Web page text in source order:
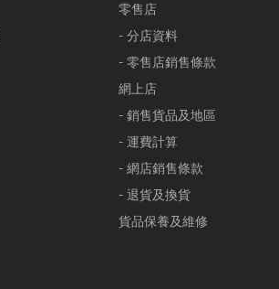
零售店
- 分店資料
- 零售店銷售條款
網上店
- 銷售貨品及地區
- 運費計算
- 網店銷售條款
- 退貨及換貨
貨品保養及維修